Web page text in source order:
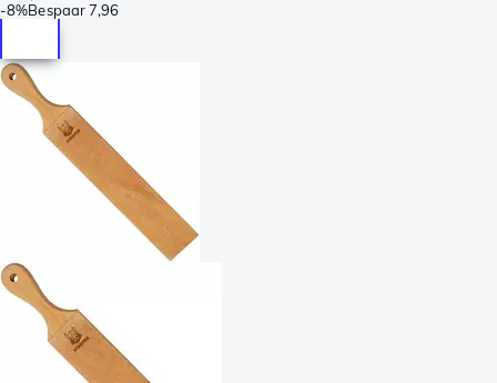
-8%Bespaar7,96